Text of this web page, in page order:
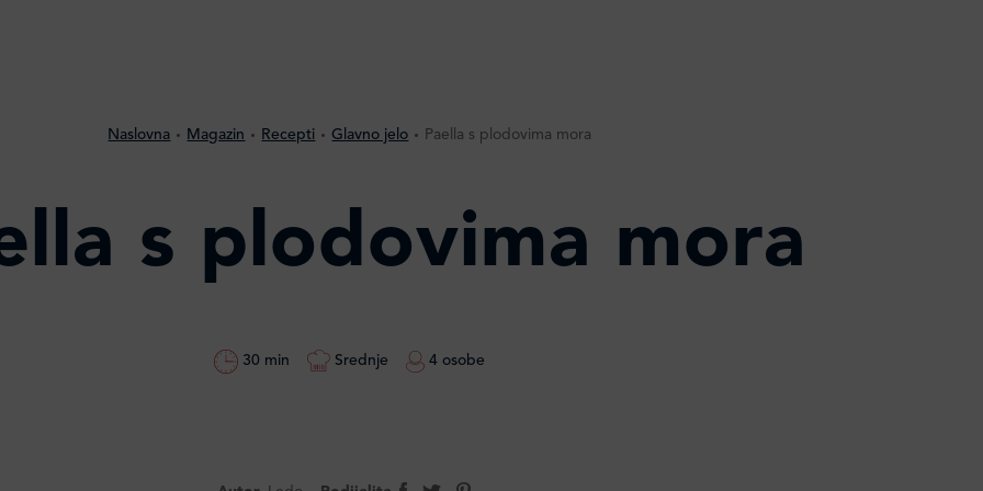
Naslovna Magazin Recepti Glavno jelo Paella s plodovima mora
s plodovima mora
30 min Srednje 4 osobe